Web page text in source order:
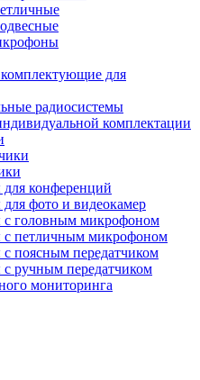
для
радиосистемы
комплектации
конференций
фото и видеокамер
с головным микрофоном
с петличным микрофоном
поясным передатчиком
ручным передатчиком
мониторинга